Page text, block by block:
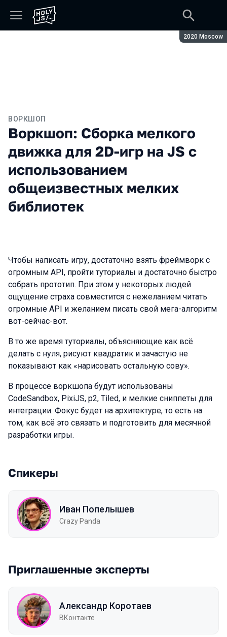
Сезон:
2020 Moscow
ВОРКШОП
Воркшоп: Сборка мелкого
движка для 2D-игр на JS с
использованием
общеизвестных мелких
библиотек
Чтобы написать игру, достаточно взять фреймворк с
огромным API, пройти туториалы и достаточно быстро
собрать прототип. При этом у некоторых людей
ощущение страха совместится с нежеланием читать
огромные API и желанием писать свой мега-алгоритм
вот-сейчас-вот.
В то же время туториалы, объясняющие как всё
делать с нуля, рисуют квадратик и зачастую не
показывают как «нарисовать остальную сову».
В процессе воркшопа будут использованы
CodeSandbox, PixiJS, p2, Tiled, и мелкие сниппеты для
интеграции. Фокус будет на архитектуре, то есть на
том, как всё это связать и подготовить для месячной
разработки игры.
Спикеры
Иван Попелышев
Crazy Panda
Приглашенные эксперты
Александр Коротаев
ВКонтакте